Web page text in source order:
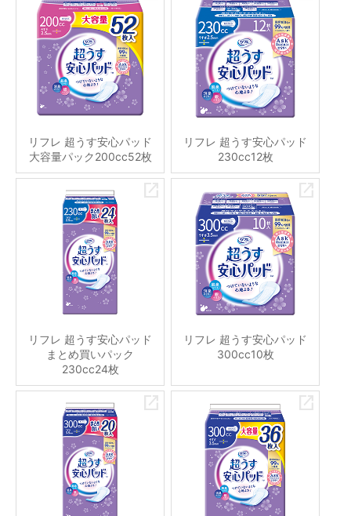
リフレ 超うす安心パッド
大容量パック200cc52枚
リフレ 超うす安心パッド
230cc12枚
リフレ 超うす安心パッド
まとめ買いパック
230cc24枚
リフレ 超うす安心パッド
300cc10枚